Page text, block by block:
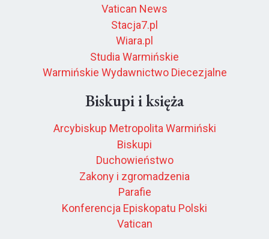
Vatican News
Stacja7.pl
Wiara.pl
Studia Warmińskie
Warmińskie Wydawnictwo Diecezjalne
Biskupi i księża
Arcybiskup Metropolita Warmiński
Biskupi
Duchowieństwo
Zakony i zgromadzenia
Parafie
Konferencja Episkopatu Polski
Vatican